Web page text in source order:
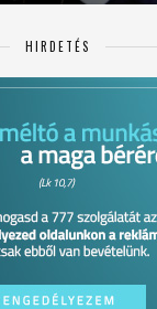
HIRDETÉS